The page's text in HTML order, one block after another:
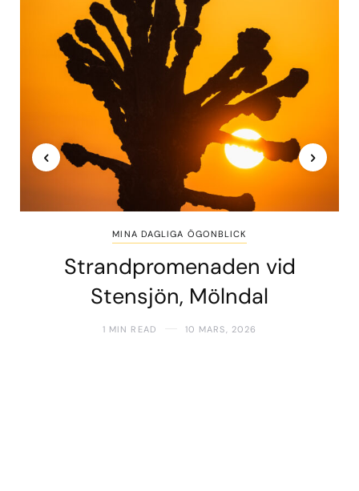
MINA DAGLIGA ÖGONBLICK
Strandpromenaden vid
Stensjön, Mölndal
1 MIN READ 10 MARS, 2026